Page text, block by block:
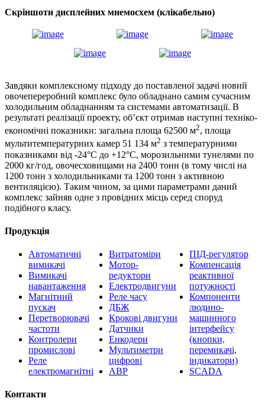
Скріншоти дисплейних мнемосхем (клікабельно)
Завдяки комплексному підходу до поставленої задачі новий
овочепереробний комплекс було обладнано самим сучасним
холодильним обладнанням та системами автоматизації. В
результаті реалізації проекту, об’єкт отримав наступні техніко-
економічні показники: загальна площа 62500 м2, площа
мультитемпературних камер 51 134 м2 з температурними
показниками від -24°С до +12°С, морозильними тунелями по
2000 кг/год, овочесховищами на 2400 тонн (в тому числі на
1200 тонн з холодильниками та 1200 тонн з активною
вентиляцією). Таким чином, за цими параметрами даний
комплекс зайняв одне з провідних місць серед споруд
подібного класу.
Продукція
Автоматичні
вимикачі
Вимикачі
навантаження
Магнітний
пускач
Перетворювачі
частоти
Контролери
промислові
Реле
електромагнітні
Витратоміри
Мотор-
редуктори
Електродвигуни
Реле часу
ДБЖ
Крокові двигуни
Датчики
Енкодери
Мультиметри
цифрові
АВР
ПІД-регулятор
Компенсація
реактивної
потужності
Компоненти
людино-
машинного
інтерфейсу
(кнопки,
перемикачі,
індикатори)
SCADA
Контакти